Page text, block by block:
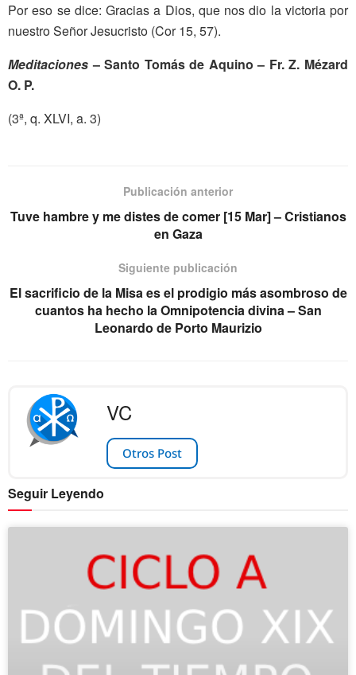
Por eso se dice: Gracias a Dios, que nos dio la victoria por
nuestro Señor Jesucristo (Cor 15, 57).
Meditaciones – Santo Tomás de Aquino – Fr. Z. Mézard
O. P.
(3ª, q. XLVI, a. 3)
Publicación anterior
Tuve hambre y me distes de comer [15 Mar] – Cristianos
en Gaza
Siguiente publicación
El sacrificio de la Misa es el prodigio más asombroso de
cuantos ha hecho la Omnipotencia divina – San
Leonardo de Porto Maurizio
VC
Otros Post
Seguir Leyendo